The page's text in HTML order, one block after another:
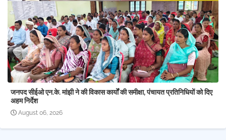
जनपद सीईओ एन.के. मांझी ने की विकास कार्यों की समीक्षा, पंचायत प्रतिनिधियों को दिए
अहम निर्देश
August 06, 2026